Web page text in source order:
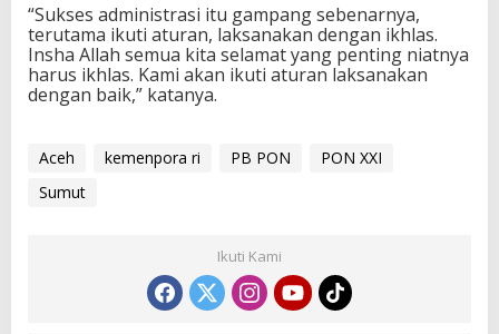
“Sukses administrasi itu gampang sebenarnya,
terutama ikuti aturan, laksanakan dengan ikhlas.
Insha Allah semua kita selamat yang penting niatnya
harus ikhlas. Kami akan ikuti aturan laksanakan
dengan baik,” katanya.
Aceh kemenpora ri PB PON
PON XXI
Sumut
Ikuti Kami